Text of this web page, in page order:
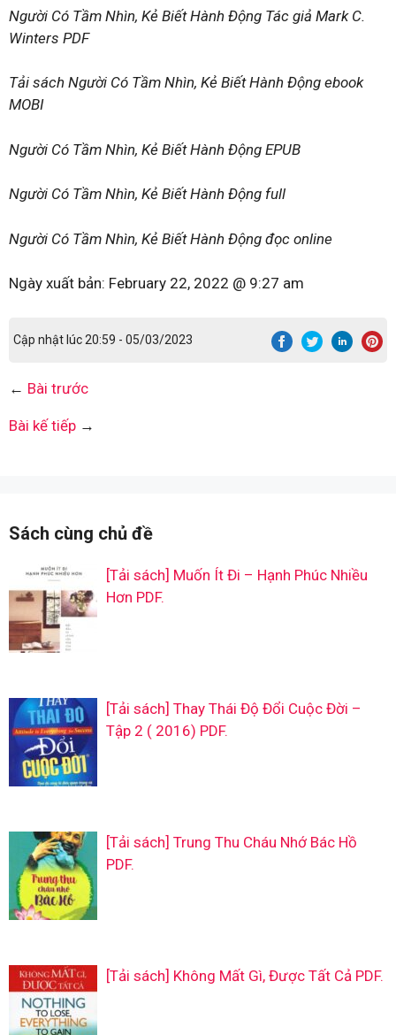
Người Có Tầm Nhìn, Kẻ Biết Hành Động Tác giả Mark C.
Winters PDF
Tải sách Người Có Tầm Nhìn, Kẻ Biết Hành Động ebook
MOBI
Người Có Tầm Nhìn, Kẻ Biết Hành Động EPUB
Người Có Tầm Nhìn, Kẻ Biết Hành Động full
Người Có Tầm Nhìn, Kẻ Biết Hành Động đọc online
Ngày xuất bản: February 22, 2022 @ 9:27 am
Cập nhật lúc 20:59 - 05/03/2023
← Bài trước
Bài kế tiếp →
Sách cùng chủ đề
[Tải sách] Muốn Ít Đi – Hạnh Phúc Nhiều
Hơn PDF.
[Tải sách] Thay Thái Độ Đổi Cuộc Đời –
Tập 2 ( 2016) PDF.
[Tải sách] Trung Thu Cháu Nhớ Bác Hồ
PDF.
[Tải sách] Không Mất Gì, Được Tất Cả PDF.